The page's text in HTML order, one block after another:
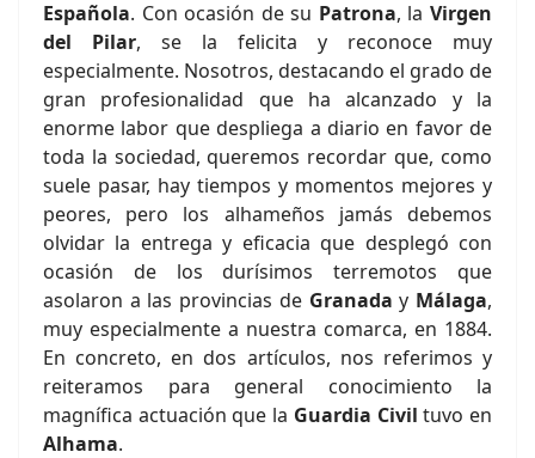
Española. Con ocasión de su Patrona, laVirgen
del Pilar, se la felicita y reconoce muy
especialmente. Nosotros, destacando el grado de
gran profesionalidad que ha alcanzado y la
enorme labor que despliega a diario en favor de
toda la sociedad, queremos recordar que, como
suele pasar, hay tiempos y momentos mejores y
peores, pero los alhameños jamás debemos
olvidar la entrega y eficacia que desplegó con
ocasión de los durísimos terremotos que
asolaron a las provincias de Granada y Málaga,
muy especialmente a nuestra comarca, en 1884.
En concreto, en dos artículos, nos referimos y
reiteramos para general conocimiento la
magnífica actuación que la Guardia Civil tuvo en
Alhama.